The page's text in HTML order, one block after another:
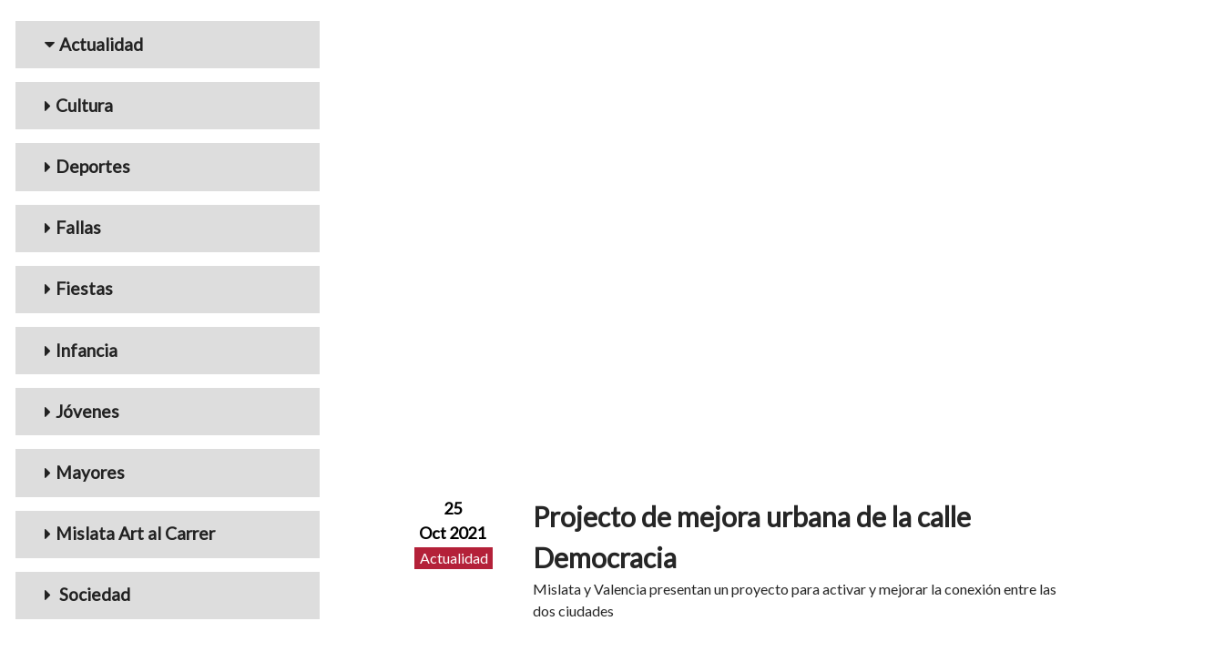
Menu_Videos
Actualidad
Cultura
Deportes
Fallas
Fiestas
Infancia
Jóvenes
Mayores
Mislata Art al Carrer
Sociedad
25
Oct 2021
Actualidad
Projecto de mejora urbana de la calle
Democracia
Mislata y Valencia presentan un proyecto para activar y mejorar la conexión entre las
dos ciudades